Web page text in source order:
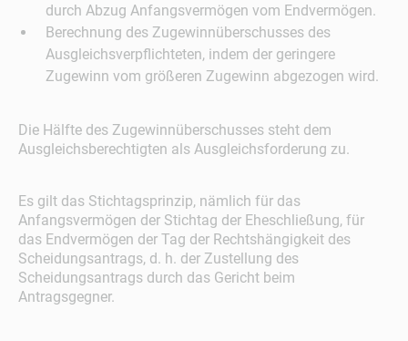
durch Abzug Anfangsvermögen vom Endvermögen.
Berechnung des Zugewinnüberschusses des
Ausgleichsverpflichteten, indem der geringere
Zugewinn vom größeren Zugewinn abgezogen wird.
Die Hälfte des Zugewinnüberschusses steht dem
Ausgleichsberechtigten als Ausgleichsforderung zu.
Es gilt das Stichtagsprinzip, nämlich für das
Anfangsvermögen der Stichtag der Eheschließung, für
das Endvermögen der Tag der Rechtshängigkeit des
Scheidungsantrags, d. h. der Zustellung des
Scheidungsantrags durch das Gericht beim
Antragsgegner.